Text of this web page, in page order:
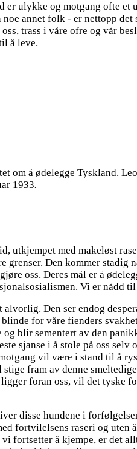
er ulykke og motgang ofte
annet folk - er nettopp
trass i våre ofre og vår
å leve.
om å ødelegge Tyskland.
1933.
utkjempet med makeløst
grenser. Den kommer
oss. Deres mål er å
Vi er nådd til
alvorlig. Den ser endog
for våre fienders
og blir sementert av den
sjanse i å stole på oss selv
vil være i stand til å
fram av denne
foran oss, vil det tyske
disse hundene i
fortvilelsens raseri og
fortsetter å kjempe, er det